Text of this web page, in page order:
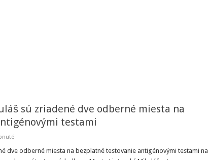
sú zriadené dve odberné miesta na
testami
na
okrese
dve odberné miesta na bezplatné testovanie antigénovými testami na